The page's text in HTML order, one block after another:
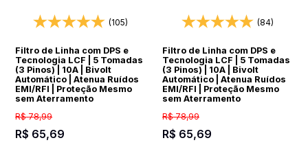
Elétrico DPS Bivolt
(105)
Filtro de Linha com DPS e
Tecnologia LCF | 5 Tomadas
(3 Pinos) | 10A | Bivolt
Automático | Atenua Ruídos
EMI/RFI | Proteção Mesmo
sem Aterramento
R$ 78,99
R$ 65,69
DPS Bivolt
(84)
Filtro de Linha com DPS e
Tecnologia LCF | 5 Tomadas
(3 Pinos) | 10A | Bivolt
Automático | Atenua Ruídos
EMI/RFI | Proteção Mesmo
sem Aterramento
R$ 78,99
R$ 65,69